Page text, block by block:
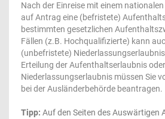
Nach der Einreise mit einem
auf Antrag eine (befristete)
bestimmten gesetzlichen
Fällen (z.B. Hochqualifizierte) kann
(unbefristete)
Erteilung der Aufenthaltserlaubnis
Niederlassungserlaubnis müssen Sie
bei der Ausländerbehörde beantragen.
Tipp: Auf den Seiten des Auswärtigen